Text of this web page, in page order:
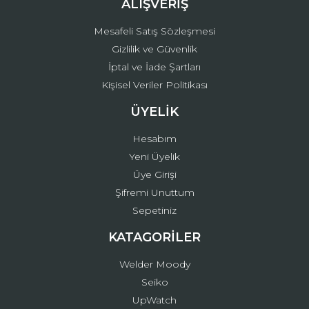
ALIŞVERİŞ
Mesafeli Satış Sözleşmesi
Gizlilik ve Güvenlik
İptal ve İade Şartları
Kişisel Veriler Politikası
ÜYELİK
Hesabım
Yeni Üyelik
Üye Girişi
Şifremi Unuttum
Sepetiniz
KATAGORİLER
Welder Moody
Seiko
UpWatch